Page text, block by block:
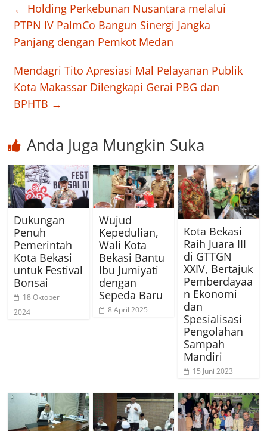
← Holding Perkebunan Nusantara melalui
PTPN IV PalmCo Bangun Sinergi Jangka
Panjang dengan Pemkot Medan
Mendagri Tito Apresiasi Mal Pelayanan Publik
Kota Makassar Dilengkapi Gerai PBG dan
BPHTB →
Anda Juga Mungkin Suka
Dukungan
Penuh
Pemerintah
Kota Bekasi
untuk Festival
Bonsai
18 Oktober
2024
Wujud
Kepedulian,
Wali Kota
Bekasi Bantu
Ibu Jumiyati
dengan
Sepeda Baru
8 April 2025
Kota Bekasi
Raih Juara III
di GTTGN
XXIV, Bertajuk
Pemberdayaa
n Ekonomi
dan
Spesialisasi
Pengolahan
Sampah
Mandiri
15 Juni 2023